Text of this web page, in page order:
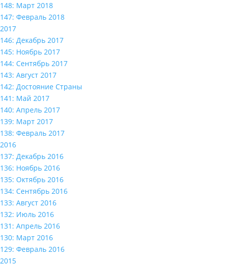
148: Март 2018
147: Февраль 2018
2017
146: Декабрь 2017
145: Ноябрь 2017
144: Сентябрь 2017
143: Август 2017
142: Достояние Страны
141: Май 2017
140: Апрель 2017
139: Март 2017
138: Февраль 2017
2016
137: Декабрь 2016
136: Ноябрь 2016
135: Октябрь 2016
134: Сентябрь 2016
133: Август 2016
132: Июль 2016
131: Апрель 2016
130: Март 2016
129: Февраль 2016
2015